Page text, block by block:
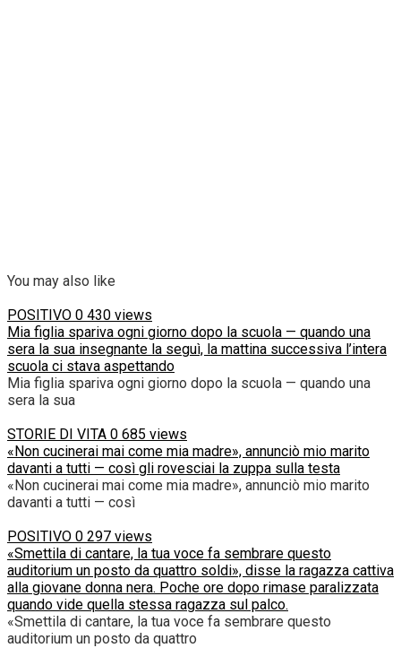
You may also like
POSITIVO 0 430 views
Mia figlia spariva ogni giorno dopo la scuola — quando una
sera la sua insegnante la seguì, la mattina successiva l’intera
scuola ci stava aspettando
Mia figlia spariva ogni giorno dopo la scuola — quando una
sera la sua
STORIE DI VITA 0 685 views
«Non cucinerai mai come mia madre», annunciò mio marito
davanti a tutti — così gli rovesciai la zuppa sulla testa
«Non cucinerai mai come mia madre», annunciò mio marito
davanti a tutti — così
POSITIVO 0 297 views
«Smettila di cantare, la tua voce fa sembrare questo
auditorium un posto da quattro soldi», disse la ragazza cattiva
alla giovane donna nera. Poche ore dopo rimase paralizzata
quando vide quella stessa ragazza sul palco.
«Smettila di cantare, la tua voce fa sembrare questo
auditorium un posto da quattro